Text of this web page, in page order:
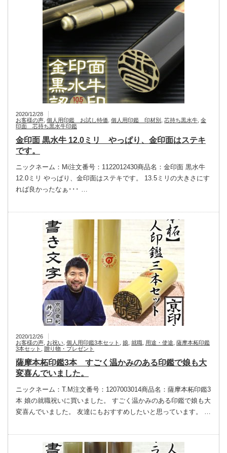
2020/12/28
お客様の声 個人用印鑑 お試し特価 個人用印鑑 印材別 芯持ち黒水牛 金
印面 芯持ち黒水牛印鑑
金印面 黒水牛 12.0ミリ やっぱり、金印面はステキ
です。
ニックネーム：Mi注文番号：1122012430商品名：金印面 黒水牛
12.0ミリ やっぱり、金印面はステキです。 13.5ミリの大きさにす
れば良かったなぁ･･･ …
2020/12/26
お客様の声 お祝い 個人用印鑑3本セット 娘 就職 用途・使途 薩摩本柘印鑑
3本セット
贈り物・プレゼント
薩摩本柘印鑑3本 すごく温かみのある印鑑で娘も大
変喜んでいました。
ニックネーム：T.M注文番号：1207003014商品名：薩摩本柘印鑑3
本 娘の就職祝いに買いました。 すごく温かみのある印鑑で娘も大
変喜んでいました。 友達にもおすすめしたいと思っています。 …